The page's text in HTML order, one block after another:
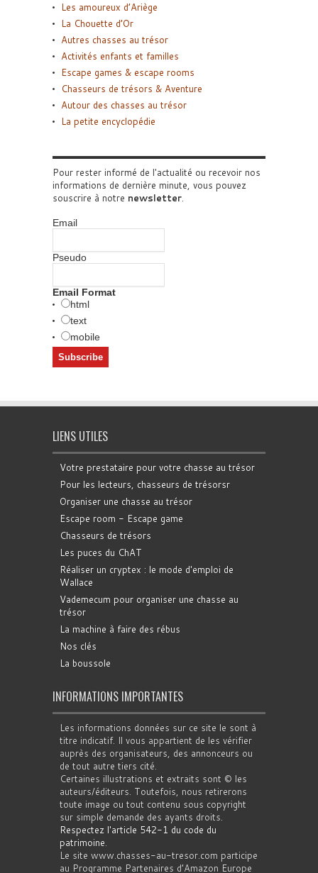
Les amoureux d’Ariège
La Chouette d’Or
Autres chasses au trésor
Activités enfants et familles
Escape games & escape rooms
Chasseurs de trésors & Aventure
Autour des chasses au trésor
La petite encyclopédie
Pour rester informé de l'actualité ou recevoir nos
informations de dernière minute, vous pouvez
souscrire à notre newsletter.
Email
Pseudo
Email Format
html
text
mobile
LIENS UTILES
Votre prestataire pour votre chasse au trésor
Pour les lecteurs, chasseurs de trésorsr
Organiser une chasse au trésor
Escape room - Escape game
Chasseurs de trésors
Les puces du ChAT
Réaliser un cryptex : le mode d'emploi de
Wallace
Vademecum pour organiser une chasse au
trésor
La machine à faire des rébus
Nos clés
La boussole
INFORMATIONS IMPORTANTES
Les informations données sur ce site le sont à
titre indicatif. Il vous appartient de les vérifier
auprès des organisateurs, des annonceurs ou
de tout autre tiers cité.
Certaines illustrations et extraits sont © les
auteurs/éditeurs. Toutefois, nous retirerons
toute image ou tout contenu sous copyright
sur simple demande des ayants droits.
Respectez l'article 542-1 du code du
patrimoine.
Le site www.chasses-au-tresor.com participe
au Programme Partenaires d’Amazon Europe